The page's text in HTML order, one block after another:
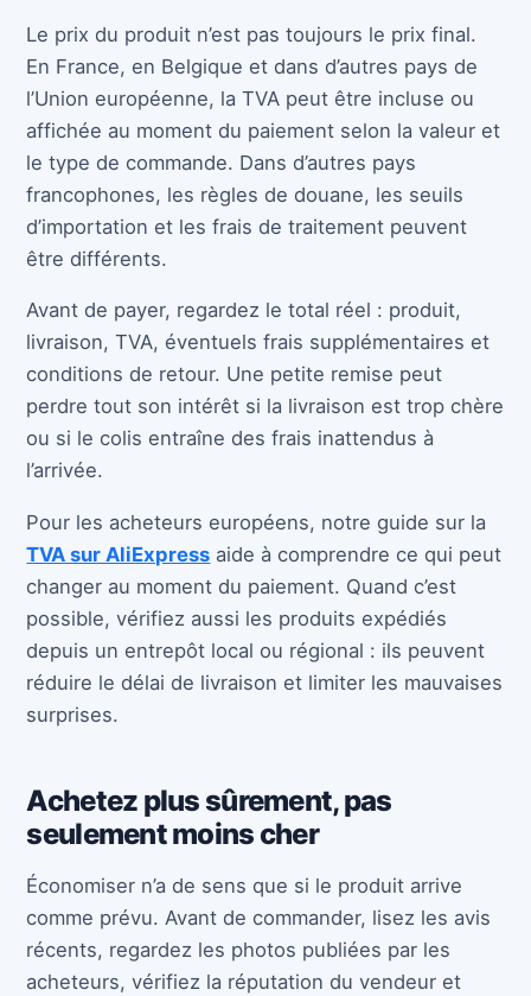
Le prix du produit n’est pas toujours le prix final.
En France, en Belgique et dans d’autres pays de
l’Union européenne, la TVA peut être incluse ou
affichée au moment du paiement selon la valeur et
le type de commande. Dans d’autres pays
francophones, les règles de douane, les seuils
d’importation et les frais de traitement peuvent
être différents.
Avant de payer, regardez le total réel : produit,
livraison, TVA, éventuels frais supplémentaires et
conditions de retour. Une petite remise peut
perdre tout son intérêt si la livraison est trop chère
ou si le colis entraîne des frais inattendus à
l’arrivée.
Pour les acheteurs européens, notre guide sur la
TVA sur AliExpress aide à comprendre ce qui peut
changer au moment du paiement. Quand c’est
possible, vérifiez aussi les produits expédiés
depuis un entrepôt local ou régional : ils peuvent
réduire le délai de livraison et limiter les mauvaises
surprises.
Achetez plus sûrement, pas
seulement moins cher
Économiser n’a de sens que si le produit arrive
comme prévu. Avant de commander, lisez les avis
récents, regardez les photos publiées par les
acheteurs, vérifiez la réputation du vendeur et